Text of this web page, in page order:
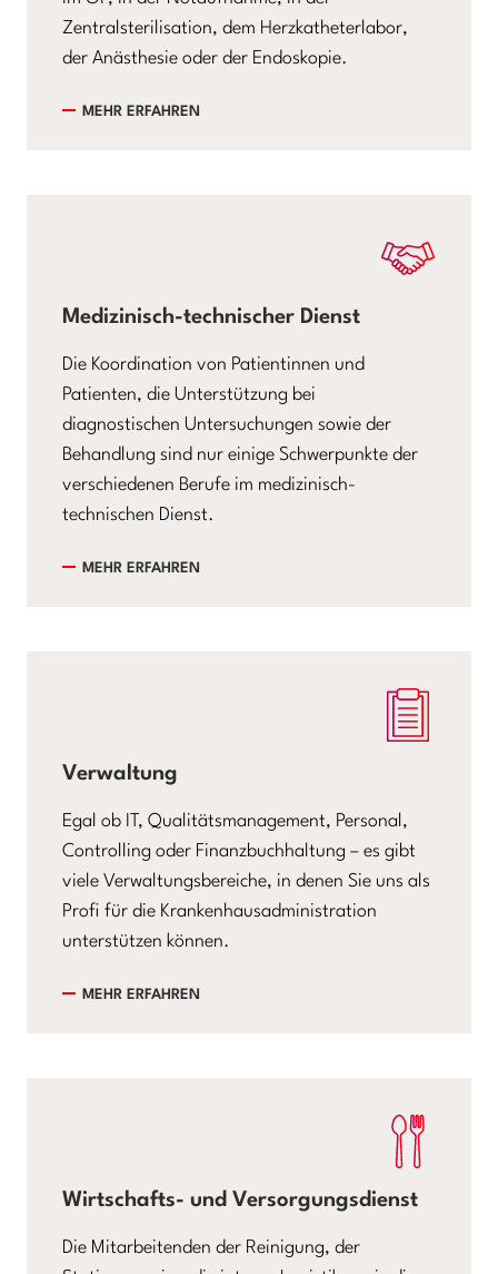
Zentralsterilisation, dem Herzkatheterlabor,
der Anästhesie oder der Endoskopie.
MEHR ERFAHREN
Medizinisch-technischer Dienst
Die Koordination von Patientinnen und
Patienten, die Unterstützung bei
diagnostischen Untersuchungen sowie der
Behandlung sind nur einige Schwerpunkte der
verschiedenen Berufe im medizinisch-
technischen Dienst.
MEHR ERFAHREN
Verwaltung
Egal ob IT, Qualitätsmanagement, Personal,
Controlling oder Finanzbuchhaltung – es gibt
viele Verwaltungsbereiche, in denen Sie uns als
Profi für die Krankenhausadministration
unterstützen können.
MEHR ERFAHREN
Wirtschafts- und Versorgungsdienst
Die Mitarbeitenden der Reinigung, der